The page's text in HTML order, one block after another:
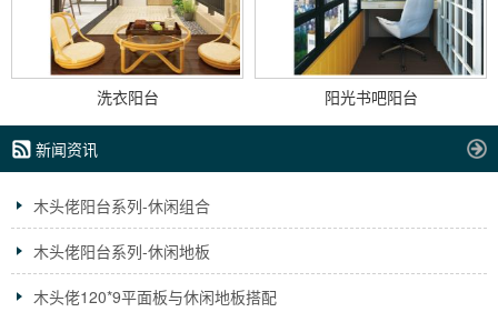
洗衣阳台 阳光书吧阳台
新闻资讯
木头佬阳台系列-休闲组合
木头佬阳台系列-休闲地板
木头佬120*9平面板与休闲地板搭配